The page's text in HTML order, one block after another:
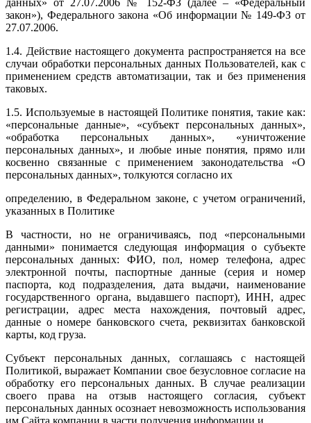
закон»), Федерального закона «Об информации № 149-ФЗ от
27.07.2006.
1.4. Действие настоящего документа распространяется на все
случаи обработки персональных данных Пользователей, как с
применением средств автоматизации, так и без применения
таковых.
1.5. Используемые в настоящей Политике понятия, такие как:
«персональные данные», «субъект персональных данных»,
«обработка персональных данных», «уничтожение
персональных данных», и любые иные понятия, прямо или
косвенно связанные с применением законодательства «О
персональных данных», толкуются согласно их
определению, в Федеральном законе, с учетом ограничений,
указанных в Политике
В частности, но не ограничиваясь, под «персональными
данными» понимается следующая информация о субъекте
персональных данных: ФИО, пол, номер телефона, адрес
электронной почты, паспортные данные (серия и номер
паспорта, код подразделения, дата выдачи, наименование
государственного органа, выдавшего паспорт), ИНН, адрес
регистрации, адрес места нахождения, почтовый адрес,
данные о номере банковского счета, реквизитах банковской
карты, код груза.
Субъект персональных данных, соглашаясь с настоящей
Политикой, выражает Компании свое безусловное согласие на
обработку его персональных данных. В случае реализации
своего права на отзыв настоящего согласия, субъект
персональных данных осознает невозможность использования
им Сайта компании в части получения информации и